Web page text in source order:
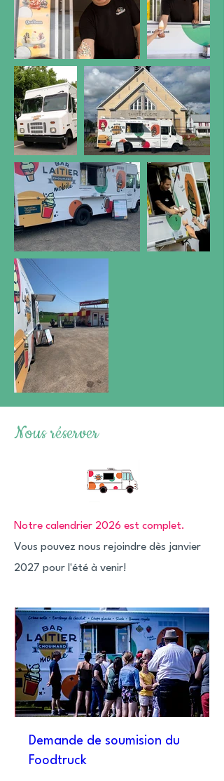
Nous réserver
Notre calendrier 2026 est complet.
Vous pouvez nous rejoindre dès janvier
2027 pour l'été à venir!
Demande de soumision du
Foodtruck